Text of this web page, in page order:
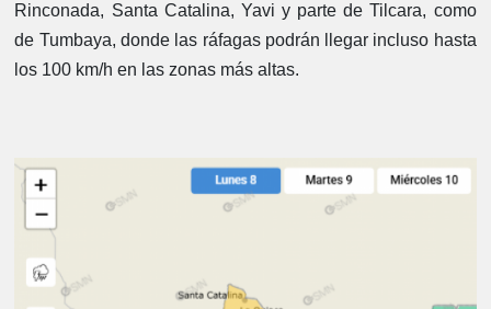
Rinconada, Santa Catalina, Yavi y parte de Tilcara, como
de Tumbaya, donde las ráfagas podrán llegar incluso hasta
los 100 km/h en las zonas más altas.